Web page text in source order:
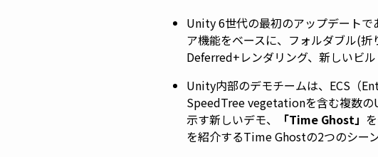
Unity 6世代の最初のアップデートで
ア機能をベースに、フォルダブル(
Deferred+レンダリング、新しいビ
Unity内部のデモチームは、ECS（
SpeedTree vegetationを含む複数
示す新しいデモ、
「Time Ghost」
を紹介するTime Ghostの2つのシー